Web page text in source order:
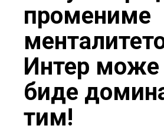
here
промениме
Интер може
биде
тим!